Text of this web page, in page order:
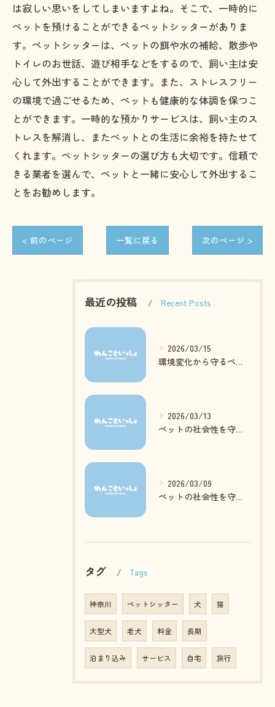
は寂しい思いをしてしまいますよね。そこで、一時的に
ペットを預けることができるペットシッターがありま
す。ペットシッターは、ペットの餌や水の補給、散歩や
トイレのお世話、遊び相手などをするので、飼い主は安
心して外出することができます。また、ストレスフリー
の環境で過ごせるため、ペットも健康的な体調を保つこ
とができます。一時的な預かりサービスは、飼い主のス
トレスを解消し、またペットとの生活に余裕を持たせて
くれます。ペットシッターの選び方も大切です。信頼で
きる業者を選んで、ペットと一緒に安心して外出するこ
とをお勧めします。
< 前のページ 一覧に戻る 次のページ >
最近の投稿 Recent Posts
2026/03/15
環境変化から守るペットの心身ケア方法
2026/03/13
ペットの社会性を守る日常ケアとは
2026/03/09
ペットの社会性を守る質の高いお預かりとは
タグ Tags
神奈川 ペットシッター 犬 猫
大型犬 老犬 料金 長期
泊まり込み サービス 自宅 旅行